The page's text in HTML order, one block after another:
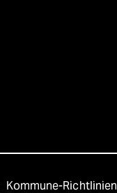
Kommune-Richtlinien